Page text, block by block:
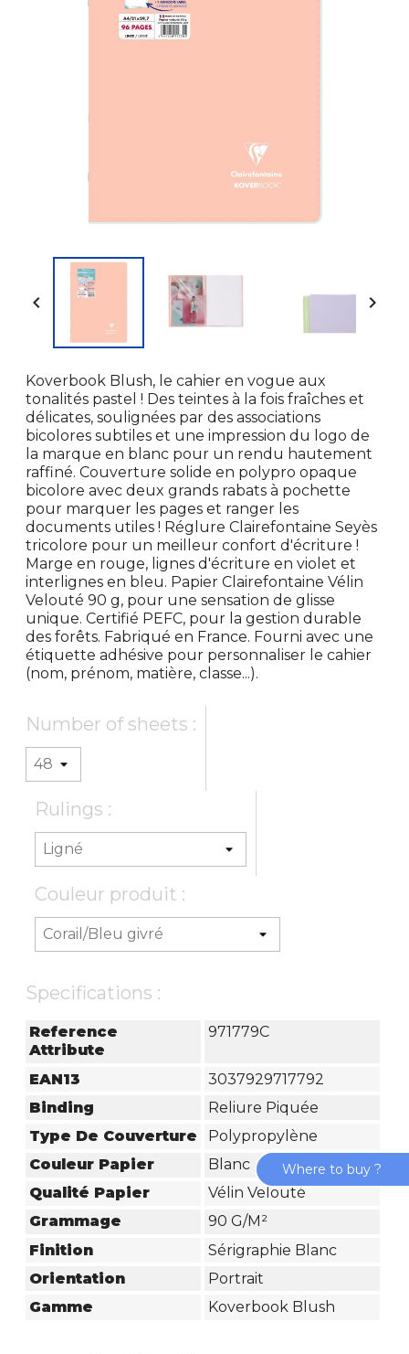
 
Koverbook Blush, le cahier en vogue aux
tonalités pastel ! Des teintes à la fois fraîches et
délicates, soulignées par des associations
bicolores subtiles et une impression du logo de
la marque en blanc pour un rendu hautement
raffiné. Couverture solide en polypro opaque
bicolore avec deux grands rabats à pochette
pour marquer les pages et ranger les
documents utiles ! Réglure Clairefontaine Seyès
tricolore pour un meilleur confort d'écriture !
Marge en rouge, lignes d'écriture en violet et
interlignes en bleu. Papier Clairefontaine Vélin
Velouté 90 g, pour une sensation de glisse
unique. Certifié PEFC, pour la gestion durable
des forêts. Fabriqué en France. Fourni avec une
étiquette adhésive pour personnaliser le cahier
(nom, prénom, matière, classe...).
Number of sheets :
Rulings :
Couleur produit :
Specifications :
Reference
Attribute
971779C
EAN13
3037929717792
Binding
Reliure Piquée
Type De Couverture
Polypropylène
Couleur Papier
Blanc
Qualité Papier
Vélin Velouté
Grammage
90 G/m²
Finition
Sérigraphie Blanc
Orientation
Portrait
Gamme
Koverbook Blush
Where to buy ?